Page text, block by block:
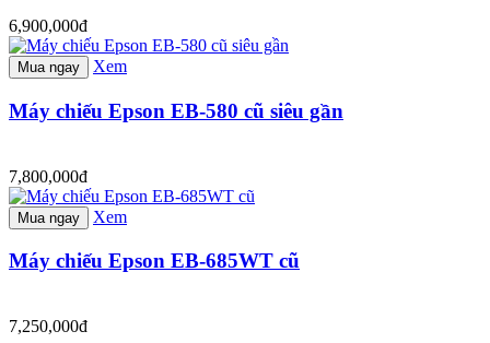
6,900,000đ
Mua ngay Xem
Máy chiếu Epson EB-580 cũ siêu gần
7,800,000đ
Mua ngay Xem
Máy chiếu Epson EB-685WT cũ
7,250,000đ